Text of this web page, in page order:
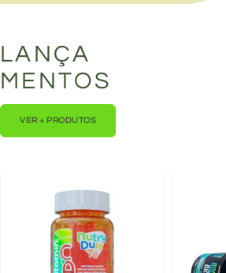
LANÇA
MENTOS
VER + PRODUTOS